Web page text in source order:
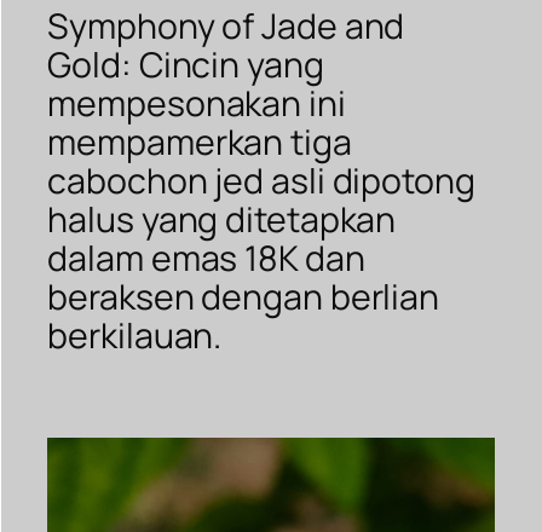
Symphony of Jade and
Gold: Cincin yang
mempesonakan ini
mempamerkan tiga
cabochon jed asli dipotong
halus yang ditetapkan
dalam emas 18K dan
beraksen dengan berlian
berkilauan.